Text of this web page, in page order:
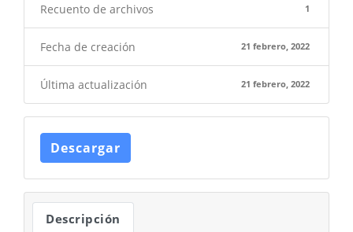
Recuento de archivos 1
Fecha de creación 21 febrero, 2022
Última actualización 21 febrero, 2022
Descargar
Descripción